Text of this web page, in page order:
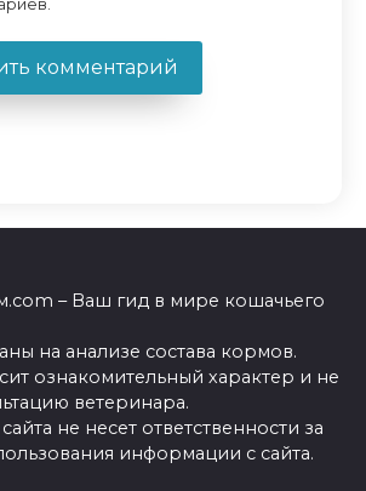
– Ваш гид в мире кошачьего
на анализе состава кормов.
ознакомительный характер и не
ветеринара.
не несет ответственности за
информации с сайта.